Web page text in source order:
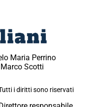
Maria Perrino
Scotti
i diritti sono riservati